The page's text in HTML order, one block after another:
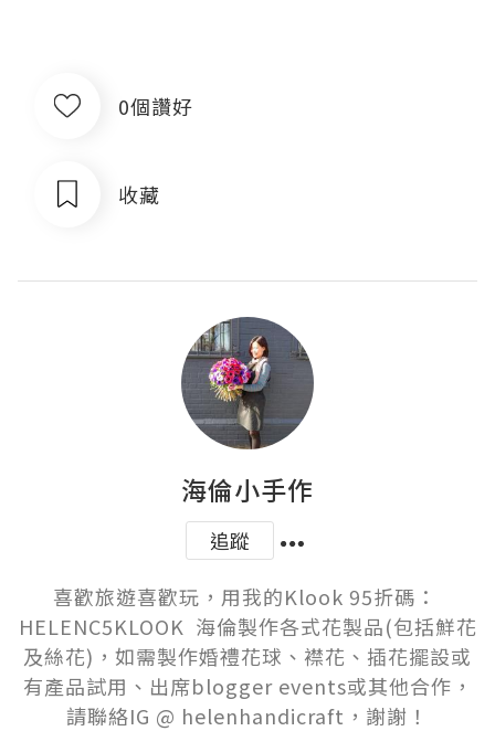
0個讚好
收藏
海倫小手作
追蹤
喜歡旅遊喜歡玩，用我的Klook 95折碼：
HELENC5KLOOK  海倫製作各式花製品(包括鮮花
及絲花)，如需製作婚禮花球、襟花、插花擺設或
有產品試用、出席blogger events或其他合作，
請聯絡IG @ helenhandicraft，謝謝！